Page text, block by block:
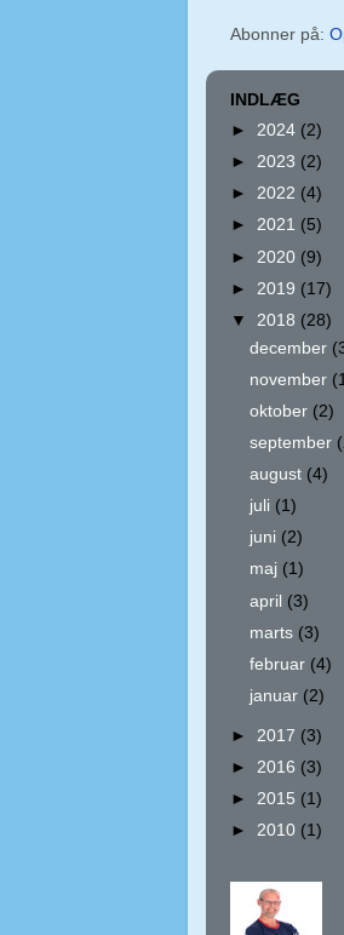
Abonner på:
INDLÆG
► 2024 (2)
► 2023 (2)
► 2022 (4)
► 2021 (5)
► 2020 (9)
► 2019 (17)
▼ 2018 (28)
december
november
oktober (2)
september
august (4)
juli (1)
juni (2)
maj (1)
april (3)
marts (3)
februar (4)
januar (2)
► 2017 (3)
► 2016 (3)
► 2015 (1)
► 2010 (1)